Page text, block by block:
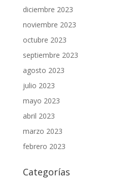
diciembre 2023
noviembre 2023
octubre 2023
septiembre 2023
agosto 2023
julio 2023
mayo 2023
abril 2023
marzo 2023
febrero 2023
Categorías